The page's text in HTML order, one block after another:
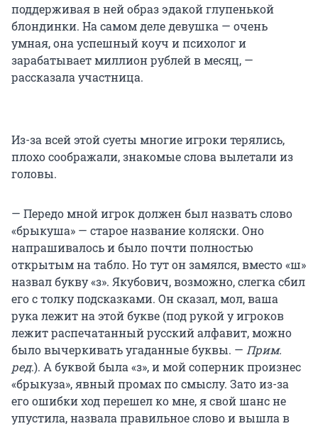
поддерживая в ней образ эдакой глупенькой
блондинки. На самом деле девушка — очень
умная, она успешный коуч и психолог и
зарабатывает миллион рублей в месяц, —
рассказала участница.
Из-за всей этой суеты многие игроки терялись,
плохо соображали, знакомые слова вылетали из
головы.
— Передо мной игрок должен был назвать слово
«брыкуша» — старое название коляски. Оно
напрашивалось и было почти полностью
открытым на табло. Но тут он замялся, вместо «ш»
назвал букву «з». Якубович, возможно, слегка сбил
его с толку подсказками. Он сказал, мол, ваша
рука лежит на этой букве (под рукой у игроков
лежит распечатанный русский алфавит, можно
было вычеркивать угаданные буквы. — Прим.
ред.). А буквой была «з», и мой соперник произнес
«брыкуза», явный промах по смыслу. Зато из-за
его ошибки ход перешел ко мне, я свой шанс не
упустила, назвала правильное слово и вышла в